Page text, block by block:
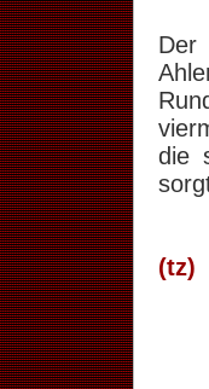
Der
die
(tz)